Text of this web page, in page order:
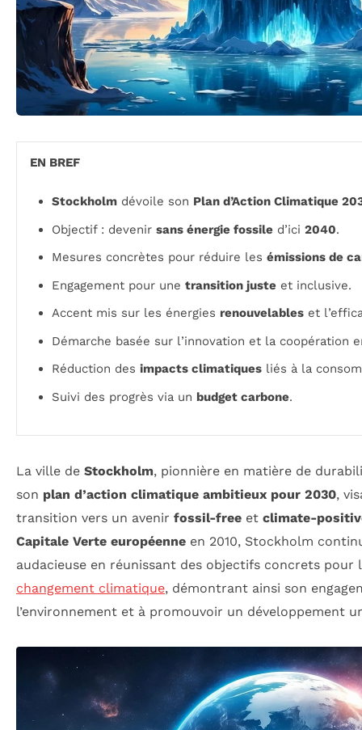
EN BREF
Stockholm dévoile son Plan d’Action Climatique
Objectif : devenir sans énergie fossile d’ici 2040.
Mesures concrètes pour réduire les émissions de
Engagement pour une transition juste et inclusive.
Accent mis sur les énergies renouvelables et
Démarche basée sur l’innovation et la coopération
Réduction des impacts climatiques liés à la
Suivi des progrès via un budget carbone.
La ville de Stockholm, pionnière en matière de
son plan d’action climatique ambitieux pour 2030,
transition vers un avenir fossil-free et climate-
Capitale Verte européenne en 2010, Stockholm
audacieuse en réunissant des objectifs concrets
changement climatique, démontrant ainsi son
l’environnement et à promouvoir un développement